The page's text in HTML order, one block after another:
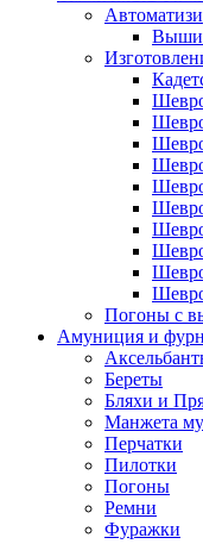
Погоны с
Амуниция и
Береты
Бляхи и
Манжета
Перчатки
Пилотки
Погоны
Ремни
Фуражки